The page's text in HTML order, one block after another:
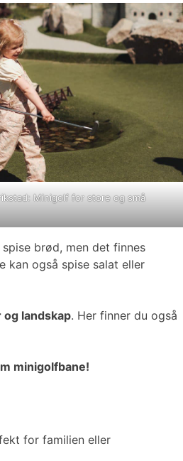
Minigolf for store og små
brød, men det finnes
kan også spise salat eller
landskap. Her finner du også
minigolfbane!
for familien eller